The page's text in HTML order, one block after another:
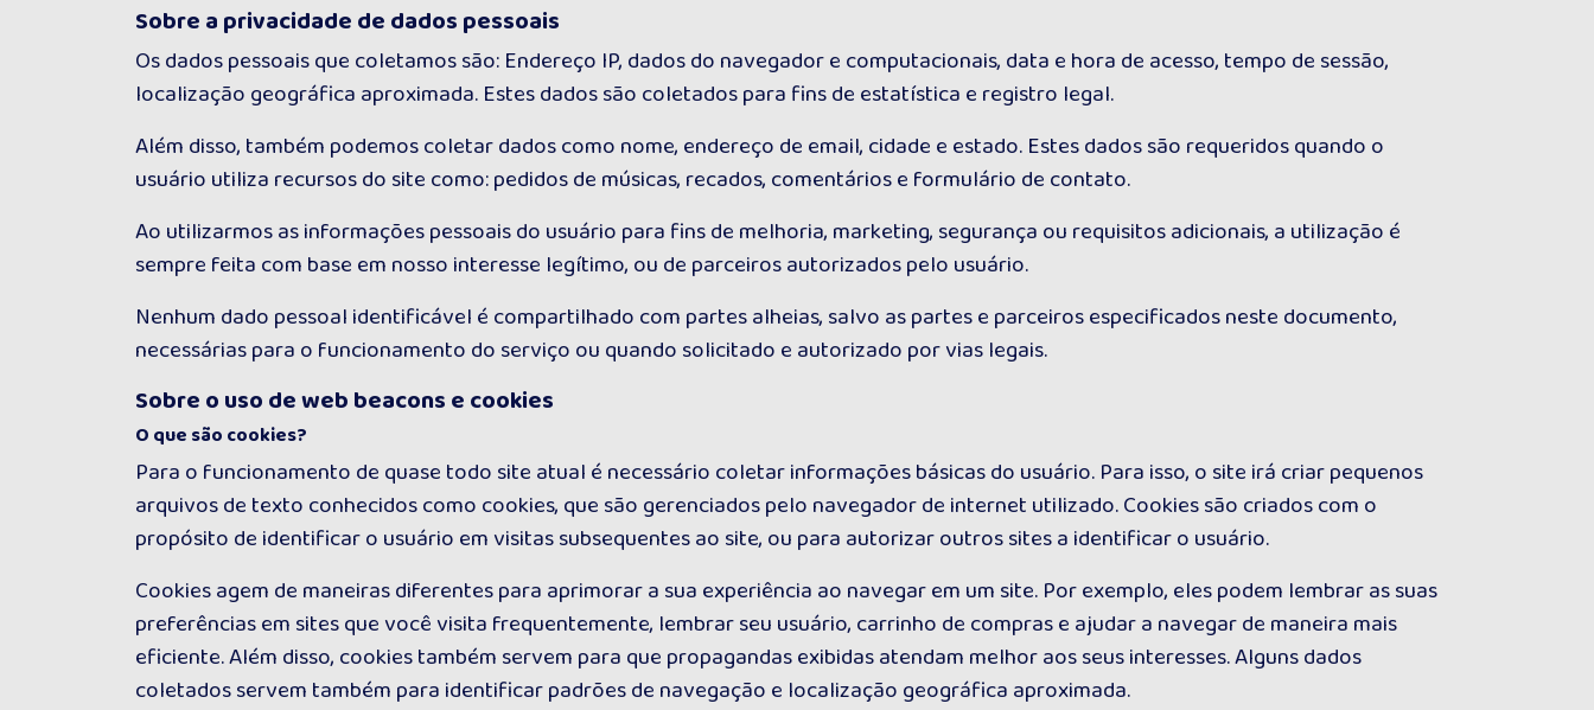
Sobre a privacidade de dados pessoais
Os dados pessoais que coletamos são: Endereço IP, dados do navegador e computacionais, data e hora de acesso, tempo de sessão,
localização geográfica aproximada. Estes dados são coletados para fins de estatística e registro legal.
Além disso, também podemos coletar dados como nome, endereço de email, cidade e estado. Estes dados são requeridos quando o
usuário utiliza recursos do site como: pedidos de músicas, recados, comentários e formulário de contato.
Ao utilizarmos as informações pessoais do usuário para fins de melhoria, marketing, segurança ou requisitos adicionais, a utilização é
sempre feita com base em nosso interesse legítimo, ou de parceiros autorizados pelo usuário.
Nenhum dado pessoal identificável é compartilhado com partes alheias, salvo as partes e parceiros especificados neste documento,
necessárias para o funcionamento do serviço ou quando solicitado e autorizado por vias legais.
Sobre o uso de web beacons e cookies
O que são cookies?
Para o funcionamento de quase todo site atual é necessário coletar informações básicas do usuário. Para isso, o site irá criar pequenos
arquivos de texto conhecidos como cookies, que são gerenciados pelo navegador de internet utilizado. Cookies são criados com o
propósito de identificar o usuário em visitas subsequentes ao site, ou para autorizar outros sites a identificar o usuário.
Cookies agem de maneiras diferentes para aprimorar a sua experiência ao navegar em um site. Por exemplo, eles podem lembrar as suas
preferências em sites que você visita frequentemente, lembrar seu usuário, carrinho de compras e ajudar a navegar de maneira mais
eficiente. Além disso, cookies também servem para que propagandas exibidas atendam melhor aos seus interesses. Alguns dados
coletados servem também para identificar padrões de navegação e localização geográfica aproximada.